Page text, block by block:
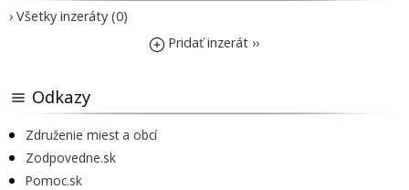
› Všetky inzeráty (0)
Pridať inzerát ››
Odkazy
Združenie miest a obcí
Zodpovedne.sk
Pomoc.sk